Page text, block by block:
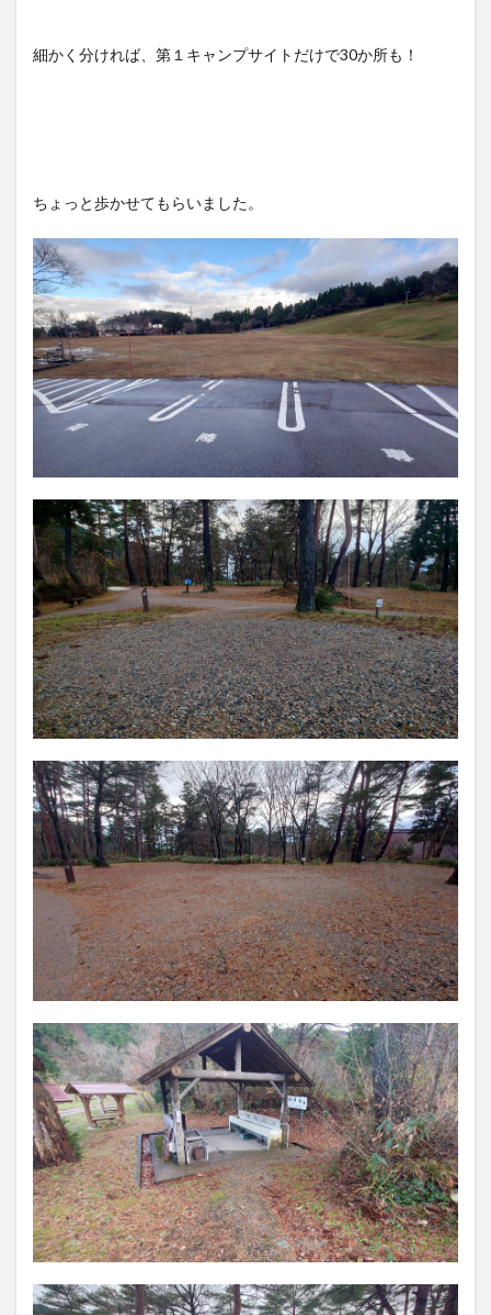
細かく分ければ、第１キャンプサイトだけで30か所も！
ちょっと歩かせてもらいました。